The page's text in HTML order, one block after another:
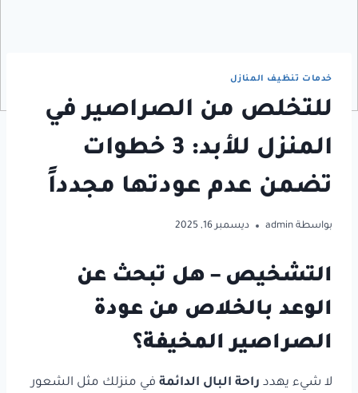
خدمات تنظيف المنازل
للتخلص من الصراصير في
المنزل للأبد: 3 خطوات
تضمن عدم عودتها مجدداً
بواسطة admin ديسمبر 16, 2025
التشخيص – هل تبحث عن
الوعد بالخلاص من عودة
الصراصير المخيفة؟
لا شيء يهدد راحة البال الدائمة في منزلك مثل الشعور